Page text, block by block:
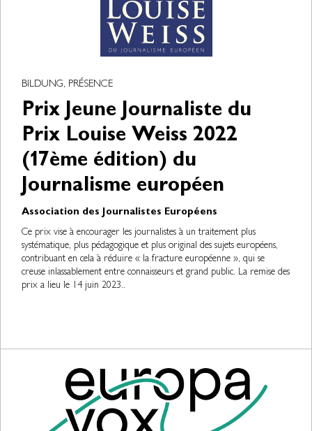
BILDUNG, PRÉSENCE
Prix Jeune Journaliste du
Prix Louise Weiss 2022
(17ème édition) du
Journalisme européen
Association des Journalistes Européens
Ce prix vise à encourager les journalistes à un traitement plus
systématique, plus pédagogique et plus original des sujets européens,
contribuant en cela à réduire « la fracture européenne », qui se
creuse inlassablement entre connaisseurs et grand public. La remise des
prix a lieu le 14 juin 2023..